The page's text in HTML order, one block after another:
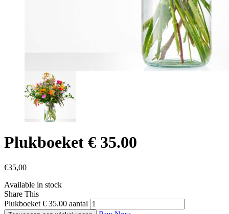
Plukboeket € 35.00
€35,00
Available in stock
Share This
Plukboeket € 35.00 aantal